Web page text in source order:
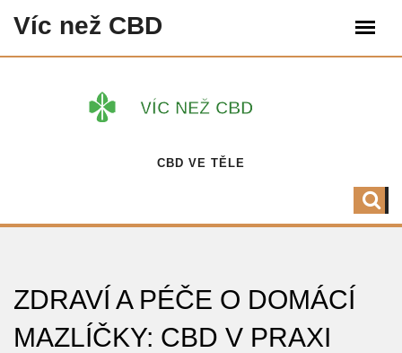
Víc než CBD
CBD VE TĚLE
ZDRAVÍ A PÉČE O DOMÁCÍ
MAZLÍČKY: CBD V PRAXI